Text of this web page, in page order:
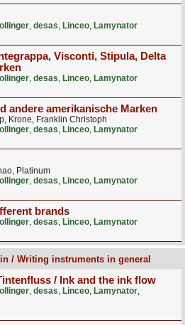
, desas, Linceo, Lamynator
Visconti, Stipula, Delta
, desas, Linceo, Lamynator
andere amerikanische Marken
Krone, Franklin Christoph
, desas, Linceo, Lamynator
Platinum
, desas, Linceo, Lamynator
brands
, desas, Linceo, Lamynator
/ Writing instruments in general
/ Ink and the ink flow
, desas, Linceo, Lamynator,